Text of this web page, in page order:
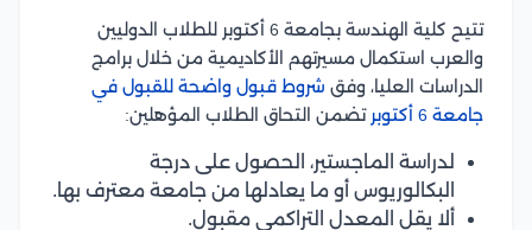
تتيح كلية الهندسة بجامعة 6 أكتوبر للطلاب الدوليين
والعرب استكمال مسيرتهم الأكاديمية من خلال برامج
الدراسات العليا، وفق شروط قبول واضحة للقبول في
جامعة 6 أكتوبر
تضمن التحاق الطلاب المؤهلين:
لدراسة الماجستير، الحصول على درجة
البكالوريوس أو ما يعادلها من جامعة معترف بها.
ألا يقل المعدل التراكمي مقبول.